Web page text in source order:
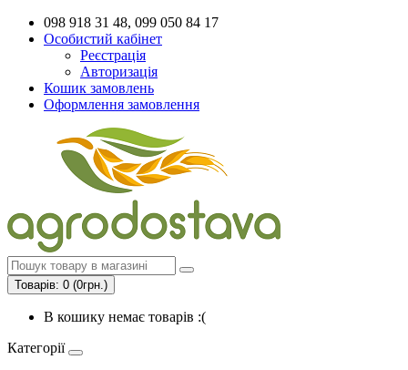
098 918 31 48, 099 050 84 17
Особистий кабінет
Реєстрація
Авторизація
Кошик замовлень
Оформлення замовлення
Товарів: 0 (0грн.)
В кошику немає товарів :(
Категорії